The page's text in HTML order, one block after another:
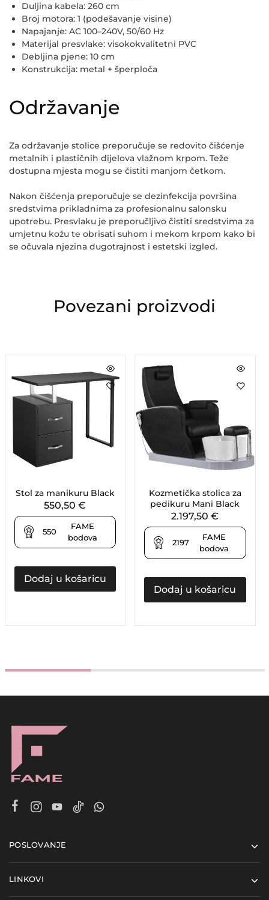
Duljina kabela: 260 cm
Broj motora: 1 (podešavanje visine)
Napajanje: AC 100–240V, 50/60 Hz
Materijal presvlake: visokokvalitetni PVC
Debljina pjene: 10 cm
Konstrukcija: metal + šperploča
Održavanje
Za održavanje stolice preporučuje se redovito čišćenje
metalnih i plastičnih dijelova vlažnom krpom. Teže
dostupna mjesta mogu se čistiti manjom četkom.
Nakon čišćenja preporučuje se dezinfekcija površina
sredstvima prikladnima za profesionalnu salonsku
upotrebu. Presvlaku je preporučljivo čistiti sredstvima za
umjetnu kožu te obrisati suhom i mekom krpom kako bi
se očuvala njezina dugotrajnost i estetski izgled.
Povezani proizvodi
Stol za manikuru Black
550,50€
550
FAME
bodova
Dodaj u košaricu
Kozmetička stolica za
pedikuru Mani Black
2.197,50€
2197
FAME
bodova
Dodaj u košaricu
POSLOVANJE
LINKOVI